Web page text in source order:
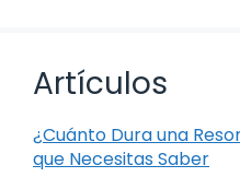
Artículos
¿Cuánto Dura una
que Necesitas Saber